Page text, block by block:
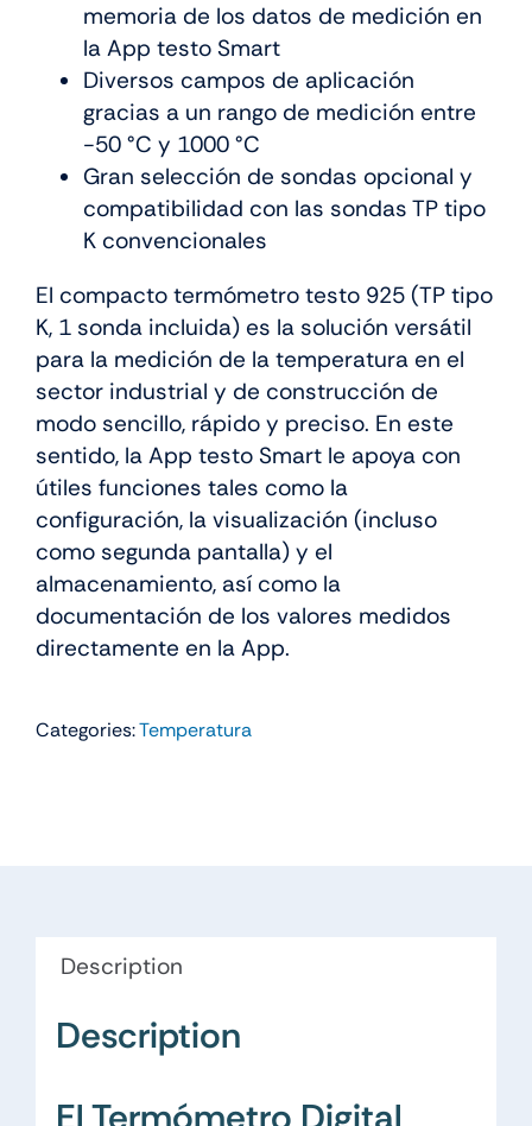
memoria de los datos de medición en
la App testo Smart
Diversos campos de aplicación
gracias a un rango de medición entre
-50 °C y 1000 °C
Gran selección de sondas opcional y
compatibilidad con las sondas TP tipo
K convencionales
El compacto termómetro testo 925 (TP tipo
K, 1 sonda incluida) es la solución versátil
para la medición de la temperatura en el
sector industrial y de construcción de
modo sencillo, rápido y preciso. En este
sentido, la App testo Smart le apoya con
útiles funciones tales como la
configuración, la visualización (incluso
como segunda pantalla) y el
almacenamiento, así como la
documentación de los valores medidos
directamente en la App.
Categories:Temperatura
Description
Description
El Termómetro Digital